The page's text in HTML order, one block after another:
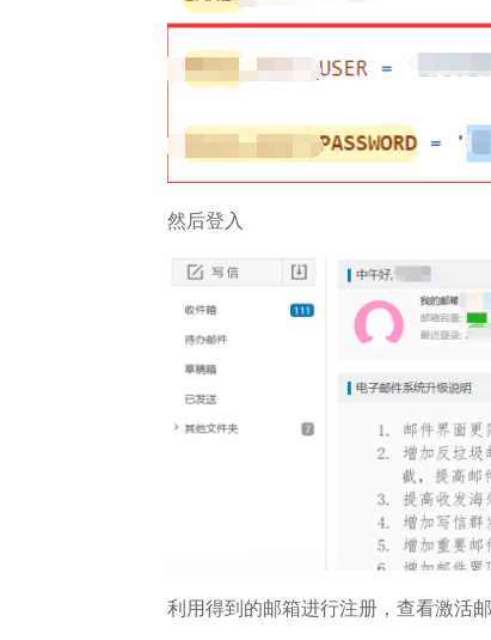
然后登入
利用得到的邮箱进行注册，查看激活